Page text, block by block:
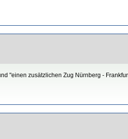
"einen zusätzlichen Zug Nürnberg -